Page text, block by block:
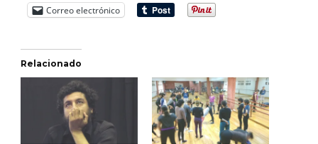
Correo electrónico
Relacionado